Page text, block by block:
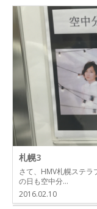
札幌3
さて、HMV札幌ステラ
の日も空中分…
2016.02.10